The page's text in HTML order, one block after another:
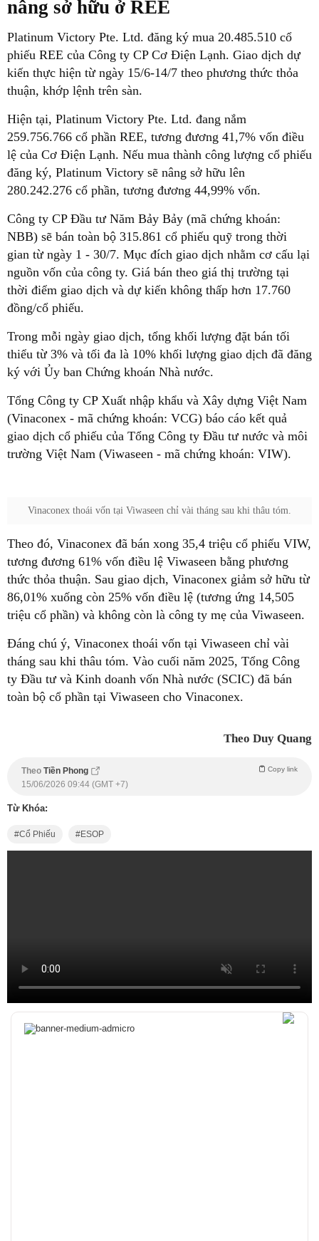
nâng sở hữu ở REE
Platinum Victory Pte. Ltd. đăng ký mua 20.485.510 cổ
phiếu REE của Công ty CP Cơ Điện Lạnh. Giao dịch dự
kiến thực hiện từ ngày 15/6-14/7 theo phương thức thỏa
thuận, khớp lệnh trên sàn.
Hiện tại, Platinum Victory Pte. Ltd. đang nắm
259.756.766 cổ phần REE, tương đương 41,7% vốn điều
lệ của Cơ Điện Lạnh. Nếu mua thành công lượng cổ phiếu
đăng ký, Platinum Victory sẽ nâng sở hữu lên
280.242.276 cổ phần, tương đương 44,99% vốn.
Công ty CP Đầu tư Năm Bảy Bảy (mã chứng khoán:
NBB) sẽ bán toàn bộ 315.861 cổ phiếu quỹ trong thời
gian từ ngày 1 - 30/7. Mục đích giao dịch nhằm cơ cấu lại
nguồn vốn của công ty. Giá bán theo giá thị trường tại
thời điểm giao dịch và dự kiến không thấp hơn 17.760
đồng/cổ phiếu.
Trong mỗi ngày giao dịch, tổng khối lượng đặt bán tối
thiểu từ 3% và tối đa là 10% khối lượng giao dịch đã đăng
ký với Ủy ban Chứng khoán Nhà nước.
Tổng Công ty CP Xuất nhập khẩu và Xây dựng Việt Nam
(Vinaconex - mã chứng khoán: VCG) báo cáo kết quả
giao dịch cổ phiếu của Tổng Công ty Đầu tư nước và môi
trường Việt Nam (Viwaseen - mã chứng khoán: VIW).
Vinaconex thoái vốn tại Viwaseen chỉ vài tháng sau khi thâu tóm.
Theo đó, Vinaconex đã bán xong 35,4 triệu cổ phiếu VIW,
tương đương 61% vốn điều lệ Viwaseen bằng phương
thức thỏa thuận. Sau giao dịch, Vinaconex giảm sở hữu từ
86,01% xuống còn 25% vốn điều lệ (tương ứng 14,505
triệu cổ phần) và không còn là công ty mẹ của Viwaseen.
Đáng chú ý, Vinaconex thoái vốn tại Viwaseen chỉ vài
tháng sau khi thâu tóm. Vào cuối năm 2025, Tổng Công
ty Đầu tư và Kinh doanh vốn Nhà nước (SCIC) đã bán
toàn bộ cổ phần tại Viwaseen cho Vinaconex.
Theo Duy Quang
Theo Tiền Phong Copy link
15/06/2026 09:44 (GMT +7)
Từ Khóa:
Cổ Phiếu ESOP